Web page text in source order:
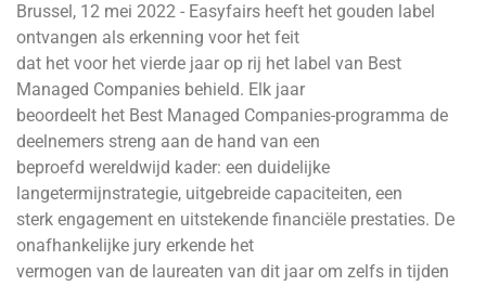
Brussel, 12 mei 2022 - Easyfairs heeft het gouden label
ontvangen als erkenning voor het feit
dat het voor het vierde jaar op rij het label van Best
Managed Companies behield. Elk jaar
beoordeelt het Best Managed Companies-programma de
deelnemers streng aan de hand van een
beproefd wereldwijd kader: een duidelijke
langetermijnstrategie, uitgebreide capaciteiten, een
sterk engagement en uitstekende financiële prestaties. De
onafhankelijke jury erkende het
vermogen van de laureaten van dit jaar om zelfs in tijden